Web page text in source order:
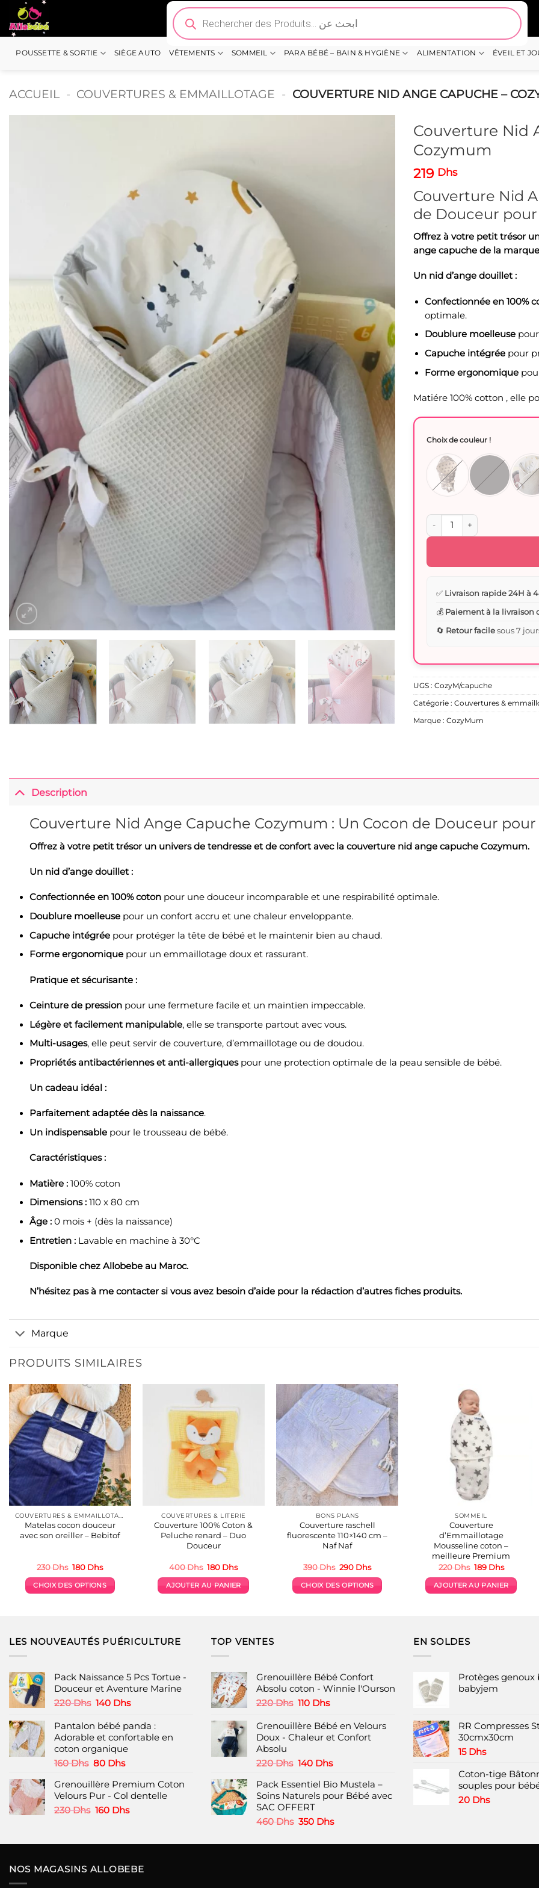
Passer
au
contenu
Recherche
de
produits
POUSSETTE & SORTIE SIÈGE AUTO VÊTEMENTS SOMMEIL PARA BÉBÉ – BAIN & HYGIÈNE ALIMENTATION ÉVEIL ET
ACCUEIL - COUVERTURES & EMMAILLOTAGE - COUVERTURE NID ANGE CAPUCHE –
Couverture Nid
Cozymum
219 Dhs
Couverture Nid
de Douceur
Offrez à votre petit trésor
ange capuche de la
Un nid d’ange douillet :
Confectionnée en 100%
optimale.
Doublure moelleuse
Capuche intégrée pour
Forme ergonomique
Matiére 100% cotton , elle
Choix de couleur !
quantité de Couverture Nid
✅ Livraison rapide 24H à
💰 Paiement à la livraison
🔄 Retour facilesous 7
UGS : CozyM/capuche
Catégorie : Couvertures &
Marque : CozyMum
Description
Couverture Nid Ange Capuche Cozymum : Un Cocon de Douceur
Offrez à votre petit trésor un univers de tendresse et de confort avec la couverture nid ange capuche Cozymum.
Un nid d’ange douillet :
Confectionnée en 100% cotonpour une douceur incomparable et une respirabilité optimale.
Doublure moelleusepour un confort accru et une chaleur enveloppante.
Capuche intégréepour protéger la tête de bébé et le maintenir bien au chaud.
Forme ergonomiquepour un emmaillotage doux et rassurant.
Pratique et sécurisante :
Ceinture de pressionpour une fermeture facile et un maintien impeccable.
Légère et facilement manipulable, elle se transporte partout avec vous.
Multi-usages, elle peut servir de couverture, d’emmaillotage ou de doudou.
Propriétés antibactériennes et anti-allergiquespour une protection optimale de la peau sensible de bébé.
Un cadeau idéal :
Parfaitement adaptée dès la naissance.
Un indispensablepour le trousseau de bébé.
Caractéristiques :
Matière :100% coton
Dimensions :110 x 80 cm
Âge :0 mois + (dès la naissance)
Entretien :Lavable en machine à 30°C
Disponible chez Allobebe au Maroc.
N’hésitez pas à me contacter si vous avez besoin d’aide pour la rédaction d’autres fiches produits.
Marque
PRODUITS SIMILAIRES
Matelas cocon douceur
avec son oreiller – Bebitof
230Dhs Le
initial
était :
180 DhsLe
actuel
est :
CHOIX DES OPTIONS
plusieurs
options
peuvent
être
sur
la
page
du
COUVERTURES & LITERIE
Couverture 100% Coton &
Peluche renard – Duo
Douceur
400Dhs Le
initial
était :
180 DhsLe
actuel
est :
AJOUTER AU PANIER
BONS PLANS
Couverture raschell
fluorescente 110×140 cm –
Naf Naf
390Dhs Le
initial
était :
290 DhsLe
actuel
est :
CHOIX DES OPTIONS
options
peuvent
sur
la
SOMMEIL
Couverture
d’Emmaillotage
Mousseline coton –
meilleure Premium
220Dhs Le
initial
était :
189 DhsLe
actuel
est :
AJOUTER AU PANIER
LES NOUVEAUTÉS PUÉRICULTURE
Pack Naissance 5 Pcs Tortue -
Douceur et Aventure Marine
220Dhs Le
initial
était :
220 Dhs.
140 DhsLe
actuel
est :
Pantalon bébé panda :
Adorable et confortable en
coton organique
160Dhs Le
initial
était :
160 Dhs.
80 DhsLe
actuel
est :
80 Dhs.
Grenouillère Premium Coton
Velours Pur - Col dentelle
230Dhs Le
était :
160 DhsLe
est :
TOP VENTES
Grenouillère Bébé Confort
Absolu coton - Winnie l'Ourson
220Dhs Le
initial
était :
110 DhsLe
actuel
est :
Grenouillère Bébé en Velours
Doux - Chaleur et Confort
Absolu
220Dhs Le
initial
était :
220 Dhs.
140 DhsLe
actuel
est :
Pack Essentiel Bio Mustela –
Soins Naturels pour Bébé avec
SAC OFFERT
460Dhs Le
initial
350 DhsLe
actuel
EN SOLDES
Protèges genoux
babyjem
RR Compresses
30cmx30cm
15 Dhs
Coton-tige
souples pour
20 Dhs
NOS MAGASINS ALLOBEBE